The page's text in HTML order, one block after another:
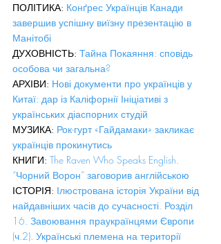
ПОЛІТИКА: Конґрес Українців Канади
завершив успішну виїзну презентацію в
Манітобі
ДУХОВНІСТЬ: Тайна Покаяння: сповідь
особова чи загальна?
АРХІВИ: Нові документи про українців у
Китаї: дар із Каліфорнії Ініціативі з
українських діаспорних студій
МУЗИКА: Рок-гурт «Гайдамаки» закликає
українців прокинутись
КНИГИ: The Raven Who Speaks English.
“Чорний Ворон” заговорив англійською
ІСТОРІЯ: Ілюстрована історія України від
найдавніших часів до сучасності. Розділ
16. Завоювання праукраїнцями Європи
(ч.2). Українські племена на території